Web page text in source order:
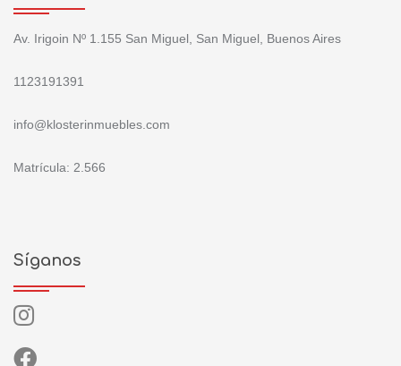
Av. Irigoin Nº 1.155 San Miguel, San Miguel, Buenos Aires
1123191391
info@klosterinmuebles.com
Matrícula: 2.566
Síganos